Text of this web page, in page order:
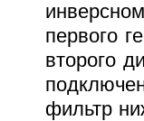
первого
второго
фильтр